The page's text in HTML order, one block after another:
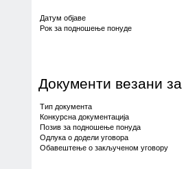
Датум објаве
Рок за подношење понуде
Документи везани за
Тип документа
Конкурсна документација
Позив за подношење понуда
Одлука о додели уговора
Обавештење о закљученом уговору